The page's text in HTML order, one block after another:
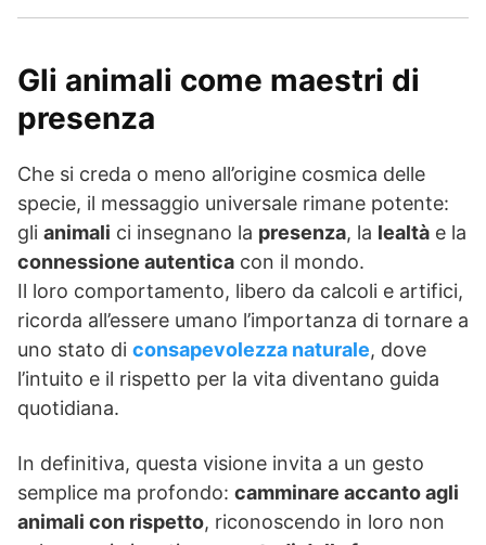
Gli animali come maestri di
presenza
Che si creda o meno all’origine cosmica delle
specie, il messaggio universale rimane potente:
gli animali ci insegnano la presenza, la lealtà e la
connessione autentica con il mondo.
Il loro comportamento, libero da calcoli e artifici,
ricorda all’essere umano l’importanza di tornare a
uno stato di consapevolezza naturale, dove
l’intuito e il rispetto per la vita diventano guida
quotidiana.
In definitiva, questa visione invita a un gesto
semplice ma profondo: camminare accanto agli
animali con rispetto, riconoscendo in loro non